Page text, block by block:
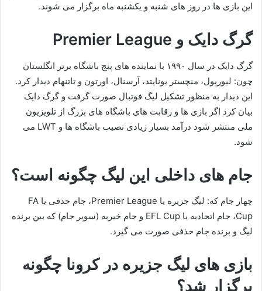
این بازی ها در روز های شنبه و یکشنبه ماه برگزار می شوند.
گرگ دایک و Premier League
گرگ دایک در سال ۱۹۹۰ با نماینده های پنج باشگاه برتر انگلستان
چون: لیورپول، منچستر یونایتد، آرسنال، اورتون و تاتنهام دیدار کرد.
این دیدار به منظور تشکیل لیگ فوتبال صورت گرفت و گرگ دایک
بیان کرد اگر بازی ها و رقابت های باشگاه های بزرگ از تلویزیون
ملی منتشر شود درآمد بسیار زیادی نصیب باشگاه‌ ها و LWT می
شود.
جام های داخلی این لیگ چگونه است؟
چهار جام که: لیگ جزیره یا Premier League، جام حذفی یا FA
Cup، جام اتحادیه یا EFL Cup و جام خیریه (سوپر جام) که بین برنده
لیگ و برنده جام حذفی صورت می گیرد.
بازی های لیگ جزیره در کرونا چگونه
برگزار شد؟